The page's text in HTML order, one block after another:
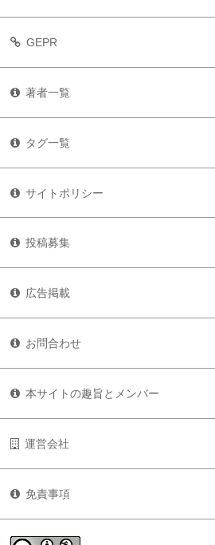
GEPR
著者一覧
タグ一覧
サイトポリシー
投稿募集
広告掲載
お問合わせ
本サイトの趣旨とメンバー
運営会社
免責事項